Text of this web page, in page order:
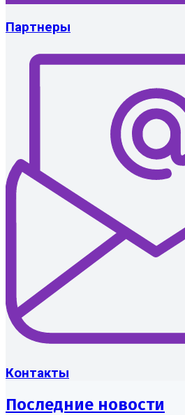
Партнеры
Контакты
Последние новости